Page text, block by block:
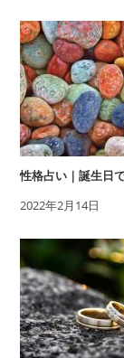
性格占い｜誕生日
2022年2月14日